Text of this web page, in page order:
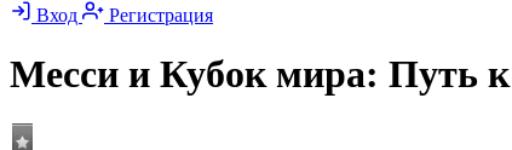
Вход
Регистрация
Месси и Кубок мира: Путь